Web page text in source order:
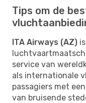
Tips om de
ITA Airways (AZ)
service van
als internationale
passagiers met
van bruisende